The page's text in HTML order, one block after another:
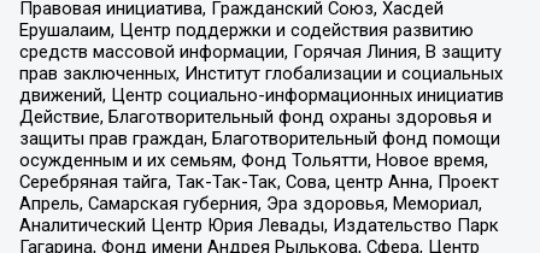
Правовая инициатива, Гражданский Союз, Хасдей
Ерушалаим, Центр поддержки и содействия развитию
средств массовой информации, Горячая Линия, В защиту
прав заключенных, Институт глобализации и социальных
движений, Центр социально-информационных инициатив
Действие, Благотворительный фонд охраны здоровья и
защиты прав граждан, Благотворительный фонд помощи
осужденным и их семьям, Фонд Тольятти, Новое время,
Серебряная тайга, Так-Так-Так, Сова, центр Анна, Проект
Апрель, Самарская губерния, Эра здоровья, Мемориал,
Аналитический Центр Юрия Левады, Издательство Парк
Гагарина, Фонд имени Андрея Рылькова, Сфера, Центр